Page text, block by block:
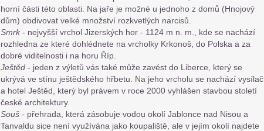
horní části této oblasti. Na jaře je možné u jednoho z domů (Hnojový
dům) obdivovat velké množství rozkvetlých narcisů.
Smrk- nejvyšší vrchol Jizerských hor - 1124 m n. m., kde se nachází
rozhledna ze které dohlédnete na vrcholky Krkonoš, do Polska a za
dobré viditelnosti i na horu Říp.
Ještěd - jeden z výletů vás také může zavést do Liberce, který se
ukrývá ve stínu ještědského hřbetu. Na jeho vrcholu se nachází vysílač
a hotel Ještěd, který byl právem v roce 2000 vyhlášen stavbou století
české architektury.
Souš - přehrada, která zásobuje vodou okolí Jablonce nad Nisou a
Tanvaldu sice není využívána jako koupaliště, ale v jejím okolí najdete